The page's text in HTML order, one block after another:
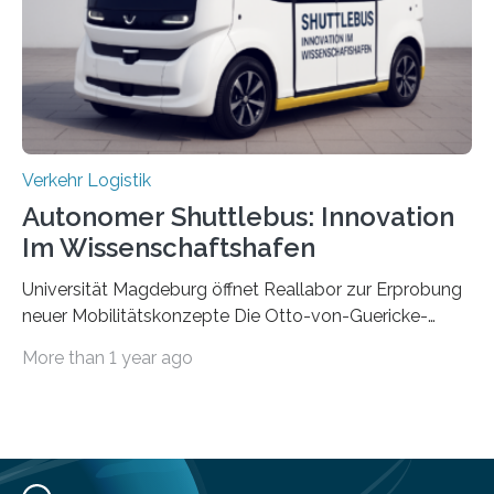
das IPH noch Unternehmen, die Interesse daran haben,
am realen Beispiel ihrer Fabrik…
Verkehr Logistik
Autonomer Shuttlebus: Innovation
Im Wissenschaftshafen
Universität Magdeburg öffnet Reallabor zur Erprobung
neuer Mobilitätskonzepte Die Otto-von-Guericke-
Erforschung neuer Mobilitätskonzepte für Sachsen-
Magdeburger Wissenschaftshafen der Einsatz
More than 1 year ago